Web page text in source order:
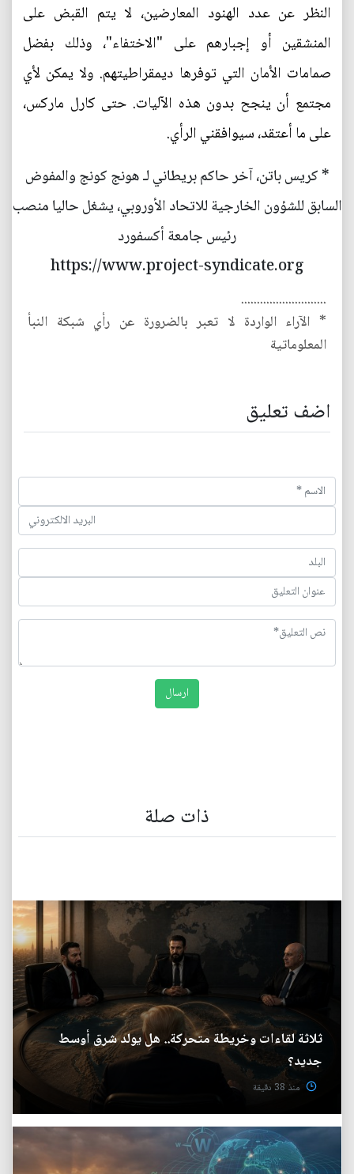
النظر عن عدد الهنود المعارضين، لا يتم القبض على
المنشقين أو إجبارهم على "الاختفاء"، وذلك بفضل
صمامات الأمان التي توفرها ديمقراطيتهم. ولا يمكن لأي
مجتمع أن ينجح بدون هذه الآليات. حتى كارل ماركس،
على ما أعتقد، سيوافقني الرأي.
* كريس باتن، آخر حاكم بريطاني لـ هونج كونج والمفوض
السابق للشؤون الخارجية للاتحاد الأوروبي، يشغل حاليا منصب
رئيس جامعة أكسفورد
https://www.project-syndicate.org
...........................
* الآراء الواردة لا تعبر بالضرورة عن رأي شبكة النبأ
المعلوماتية
اضف تعليق
ذات صلة
ثلاثة لقاءات وخريطة متحركة.. هل يولد شرق أوسط
جديد؟
منذ 38 دقيقة